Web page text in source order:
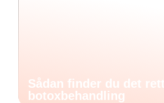
Sådan finder du det
botoxbehandling